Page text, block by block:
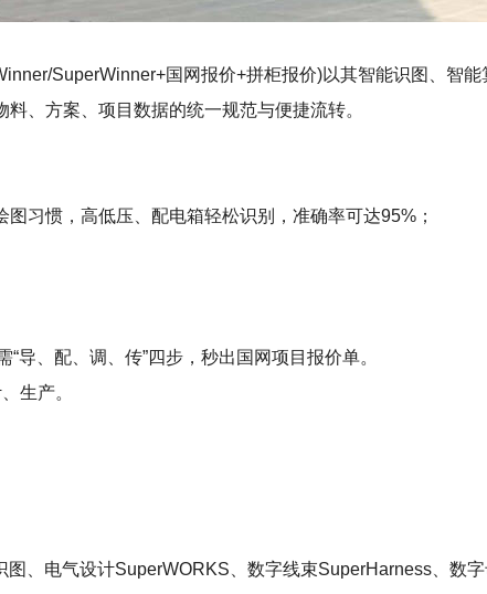
SuperWinner+国网报价+拼柜报价)以其智能识图、智
、方案、项目数据的统一规范与便捷流转。
习惯，高低压、配电箱轻松识别，准确率可达95%；
导、配、调、传”四步，秒出国网项目报价单。
生产。
、电气设计SuperWORKS、数字线束SuperHarness、数